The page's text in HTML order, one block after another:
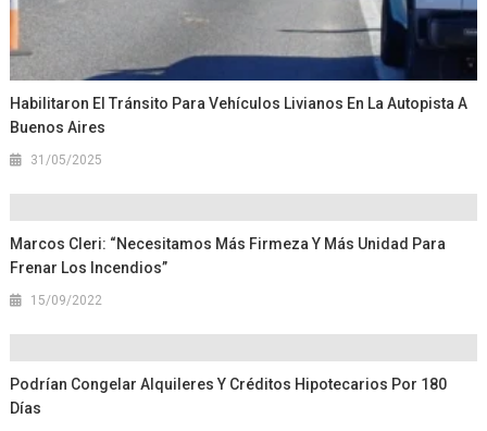
Habilitaron El Tránsito Para Vehículos Livianos En La Autopista A
Buenos Aires
31/05/2025
Marcos Cleri: “Necesitamos Más Firmeza Y Más Unidad Para
Frenar Los Incendios”
15/09/2022
Podrían Congelar Alquileres Y Créditos Hipotecarios Por 180
Días